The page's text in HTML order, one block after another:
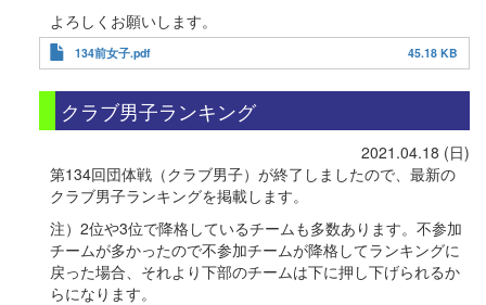
よろしくお願いします。
134前女子.pdf 45.18 KB
クラブ男子ランキング
2021.04.18 (日)
第134回団体戦（クラブ男子）が終了しましたので、最新の
クラブ男子ランキングを掲載します。
注）2位や3位で降格しているチームも多数あります。不参加
チームが多かったので不参加チームが降格してランキングに
戻った場合、それより下部のチームは下に押し下げられるか
らになります。